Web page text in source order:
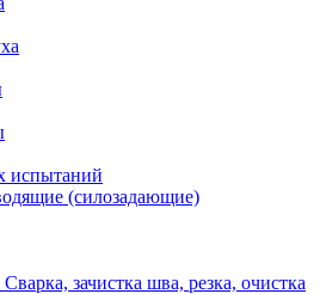
испытаний
(силозадающие)
зачистка шва, резка, очистка